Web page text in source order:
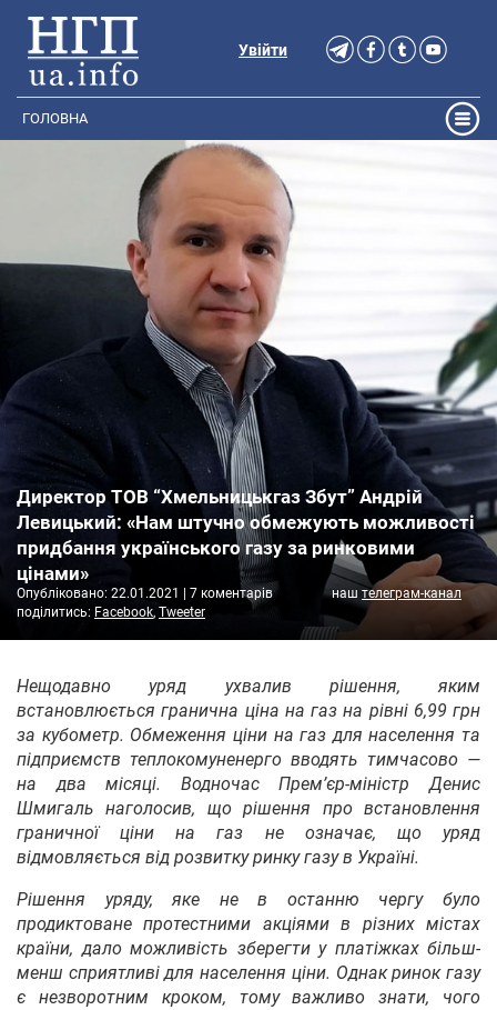
Увійти
ГОЛОВНА
Директор ТОВ “Хмельницькгаз Збут” Андрій
Левицький: «Нам штучно обмежують можливості
придбання українського газу за ринковими
цінами»
Опубліковано: 22.01.2021 7 коментарів наш телеграм-канал
поділитись: Facebook, Tweeter
Нещодавно уряд ухвалив рішення, яким
встановлюється гранична ціна на газ на рівні 6,99 грн
за кубометр. Обмеження ціни на газ для населення та
підприємств теплокомуненерго вводять тимчасово —
на два місяці. Водночас Прем’єр-міністр Денис
Шмигаль наголосив, що рішення про встановлення
граничної ціни на газ не означає, що уряд
відмовляється від розвитку ринку газу в Україні.
Рішення уряду, яке не в останню чергу було
продиктоване протестними акціями в різних містах
країни, дало можливість зберегти у платіжках більш-
менш сприятливі для населення ціни. Однак ринок газу
є незворотним кроком, тому важливо знати, чого